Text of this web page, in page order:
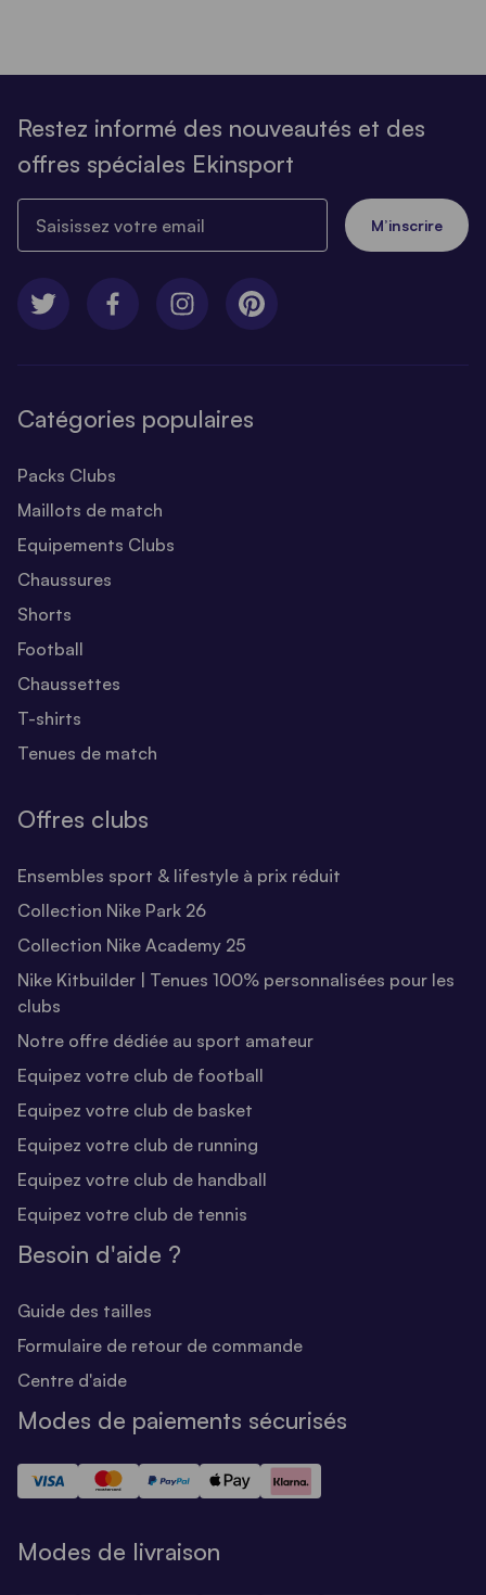
Restez informé des nouveautés et des
offres spéciales Ekinsport
M’inscrire
Catégories populaires
Packs Clubs
Maillots de match
Equipements Clubs
Chaussures
Shorts
Football
Chaussettes
T-shirts
Tenues de match
Offres clubs
Ensembles sport & lifestyle à prix réduit
Collection Nike Park 26
Collection Nike Academy 25
Nike Kitbuilder | Tenues 100% personnalisées pour les
clubs
Notre offre dédiée au sport amateur
Equipez votre club de football
Equipez votre club de basket
Equipez votre club de running
Equipez votre club de handball
Equipez votre club de tennis
Besoin d'aide ?
Guide des tailles
Formulaire de retour de commande
Centre d'aide
Modes de paiements sécurisés
Modes de livraison